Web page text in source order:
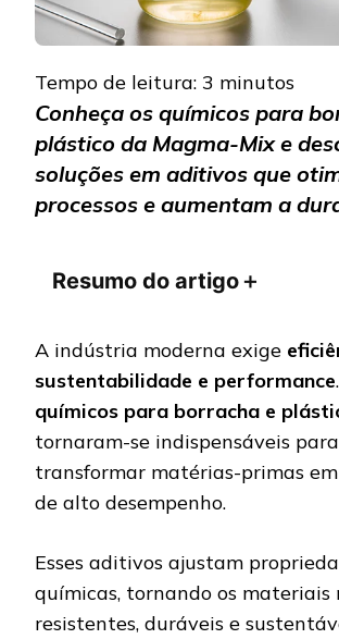
Tempo de leitura: 3 minutos
Conheça os químicos para
plástico da Magma-Mix e
soluções em aditivos que
processos e aumentam a
Resumo do artigo＋
A indústria moderna exige
sustentabilidade e performance
químicos para borracha e
tornaram-se indispensáveis para
transformar matérias-primas
de alto desempenho.
Esses aditivos ajustam
químicas, tornando os materiais
resistentes, duráveis e